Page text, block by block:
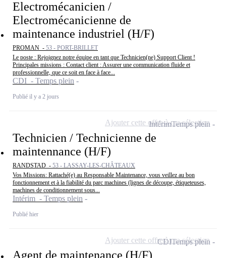
Electromécanicien /
Electromécanicienne de
maintenance industriel (H/F)
PROMAN - 53 - PORT-BRILLET
Le poste : Rejoignez notre équipe en tant que Technicien(ne) Support Client !
Principales missions : Contact client : Assurer une communication fluide et
professionnelle, que ce soit en face à face...
CDI - Temps plein
Publié il y a 2 jours
Technicien / Technicienne de
maintennance (H/F)
RANDSTAD - 53 - LASSAY-LES-CHÂTEAUX
Vos Missions: Rattaché(e) au Responsable Maintenance, vous veillez au bon
fonctionnement et à la fiabilité du parc machines (lignes de découpe, étiqueteuses,
machines de conditionnement sous...
Intérim - Temps plein
Publié hier
IntérimTemps plein
Ajouter cette offre à ma sélection
Agent de maintenance (H/F)
CDITemps plein
Ajouter cette offre à ma sélection